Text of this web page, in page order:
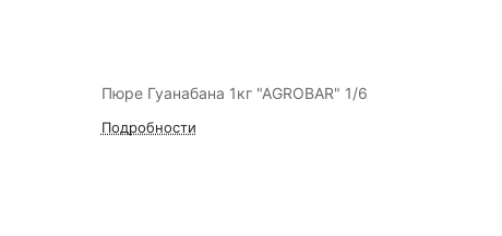
Пюре Гуанабана 1кг "AGROBAR" 1/6
Подробности